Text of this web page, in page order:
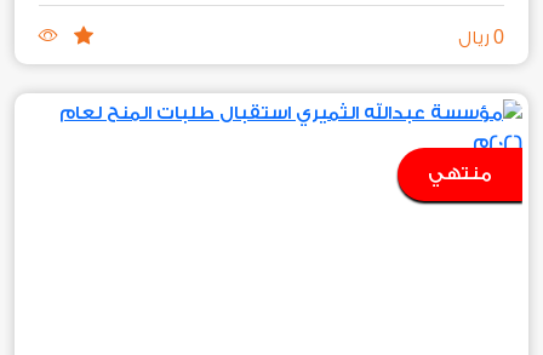
0 ريال
منتهي